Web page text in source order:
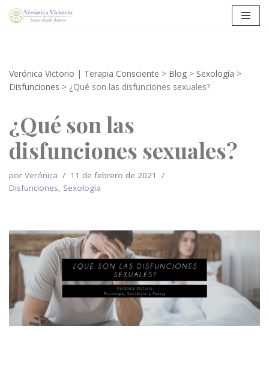
Verónica Victorio | Terapia Consciente > Blog > Sexología >
Disfunciones > ¿Qué son las disfunciones sexuales?
¿Qué son las
disfunciones sexuales?
por Verónica
11 de febrero de 2021
Disfunciones, Sexología